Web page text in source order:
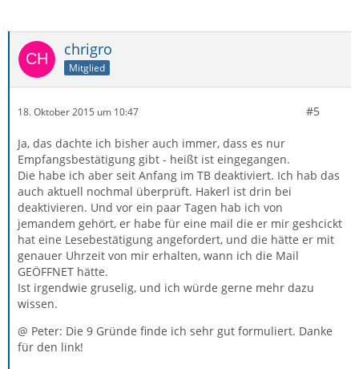
chrigro
Mitglied
18. Oktober 2015 um 10:47 #5
Ja, das dachte ich bisher auch immer, dass es nur
Empfangsbestätigung gibt - heißt ist eingegangen.
Die habe ich aber seit Anfang im TB deaktiviert. Ich hab das
auch aktuell nochmal überprüft. Hakerl ist drin bei
deaktivieren. Und vor ein paar Tagen hab ich von
jemandem gehört, er habe für eine mail die er mir geshcickt
hat eine Lesebestätigung angefordert, und die hätte er mit
genauer Uhrzeit von mir erhalten, wann ich die Mail
GEÖFFNET hätte.
Ist irgendwie gruselig, und ich würde gerne mehr dazu
wissen.
@ Peter: Die 9 Gründe finde ich sehr gut formuliert. Danke
für den link!